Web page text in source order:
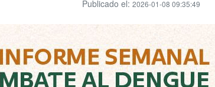
Publicado el: 2026-01-08 09:35:49